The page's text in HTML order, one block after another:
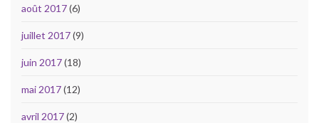
août 2017(6)
juillet 2017(9)
juin 2017(18)
mai 2017(12)
avril 2017(2)